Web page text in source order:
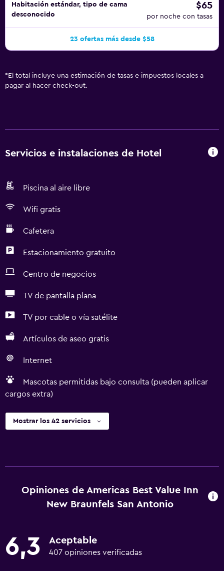
Habitación estándar, tipo de cama
desconocido
$65
por noche con tasas
23 ofertas más desde $58
* El total incluye una estimación de tasas e impuestos locales a
pagar al hacer check-out.
Servicios e instalaciones de Hotel
Piscina al aire libre
Wifi gratis
Cafetera
Estacionamiento gratuito
Centro de negocios
TV de pantalla plana
TV por cable o vía satélite
Artículos de aseo gratis
Internet
Mascotas permitidas bajo consulta (pueden aplicar
cargos extra)
Mostrar los 42 servicios
Opiniones de Americas Best Value Inn
New Braunfels San Antonio
6,3 Aceptable
407 opiniones verificadas